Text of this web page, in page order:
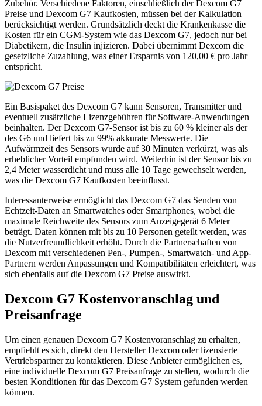
Zubehör. Verschiedene Faktoren, einschließlich der Dexcom G7
Preise und Dexcom G7 Kaufkosten, müssen bei der Kalkulation
berücksichtigt werden. Grundsätzlich deckt die Krankenkasse die
Kosten für ein CGM-System wie das Dexcom G7, jedoch nur bei
Diabetikern, die Insulin injizieren. Dabei übernimmt Dexcom die
gesetzliche Zuzahlung, was einer Ersparnis von 120,00 € pro Jahr
entspricht.
Ein Basispaket des Dexcom G7 kann Sensoren, Transmitter und
eventuell zusätzliche Lizenzgebühren für Software-Anwendungen
beinhalten. Der Dexcom G7-Sensor ist bis zu 60 % kleiner als der
des G6 und liefert bis zu 99% akkurate Messwerte. Die
Aufwärmzeit des Sensors wurde auf 30 Minuten verkürzt, was als
erheblicher Vorteil empfunden wird. Weiterhin ist der Sensor bis zu
2,4 Meter wasserdicht und muss alle 10 Tage gewechselt werden,
was die Dexcom G7 Kaufkosten beeinflusst.
Interessanterweise ermöglicht das Dexcom G7 das Senden von
Echtzeit-Daten an Smartwatches oder Smartphones, wobei die
maximale Reichweite des Sensors zum Anzeigegerät 6 Meter
beträgt. Daten können mit bis zu 10 Personen geteilt werden, was
die Nutzerfreundlichkeit erhöht. Durch die Partnerschaften von
Dexcom mit verschiedenen Pen-, Pumpen-, Smartwatch- und App-
Partnern werden Anpassungen und Kompatibilitäten erleichtert, was
sich ebenfalls auf die Dexcom G7 Preise auswirkt.
Dexcom G7 Kostenvoranschlag und
Preisanfrage
Um einen genauen Dexcom G7 Kostenvoranschlag zu erhalten,
empfiehlt es sich, direkt den Hersteller Dexcom oder lizensierte
Vertriebspartner zu kontaktieren. Diese Anbieter ermöglichen es,
eine individuelle Dexcom G7 Preisanfrage zu stellen, wodurch die
besten Konditionen für das Dexcom G7 System gefunden werden
können.